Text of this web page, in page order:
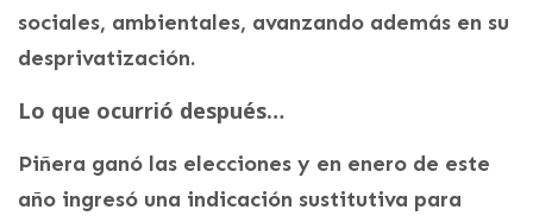
sociales, ambientales, avanzando además en su
desprivatización.
Lo que ocurrió después…
Piñera ganó las elecciones y en enero de este
año ingresó una indicación sustitutiva para